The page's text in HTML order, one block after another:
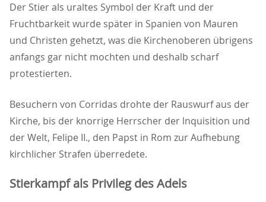
Der Stier als uraltes Symbol der Kraft und der
Fruchtbarkeit wurde später in Spanien von Mauren
und Christen gehetzt, was die Kirchenoberen übrigens
anfangs gar nicht mochten und deshalb scharf
protestierten.
Besuchern von Corridas drohte der Rauswurf aus der
Kirche, bis der knorrige Herrscher der lnquisition und
der Welt, Felipe II., den Papst in Rom zur Aufhebung
kirchlicher Strafen überredete.
Stierkampf als Privileg des Adels